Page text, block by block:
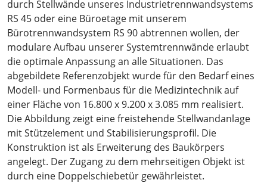
durch Stellwände unseres Industrietrennwandsystems
RS 45 oder eine Büroetage mit unserem
Bürotrennwandsystem RS 90 abtrennen wollen, der
modulare Aufbau unserer Systemtrennwände erlaubt
die optimale Anpassung an alle Situationen. Das
abgebildete Referenzobjekt wurde für den Bedarf eines
Modell- und Formenbaus für die Medizintechnik auf
einer Fläche von 16.800 x 9.200 x 3.085 mm realisiert.
Die Abbildung zeigt eine freistehende Stellwandanlage
mit Stützelement und Stabilisierungsprofil. Die
Konstruktion ist als Erweiterung des Baukörpers
angelegt. Der Zugang zu dem mehrseitigen Objekt ist
durch eine Doppelschiebetür gewährleistet.